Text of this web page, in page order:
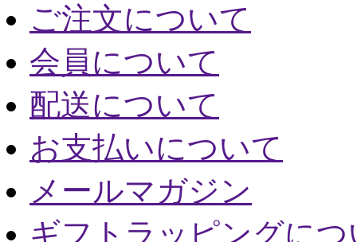
ご注文について
会員について
配送について
お支払いについて
メールマガジン
ギフトラッピングにつ